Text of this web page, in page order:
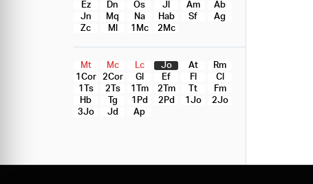
Ez
Dn Os Jl Am
Ab
Jn
Mq Na Hab Sf
Ag
Zc
Ml 1Mc 2Mc
Mt Mc Lc Jo At
Rm
1Cor
2Cor Gl Ef Fl
Cl
1Ts
2Ts 1Tm 2Tm Tt
Fm
Hb
Tg 1Pd 2Pd 1Jo
2Jo
3Jo
Jd Ap